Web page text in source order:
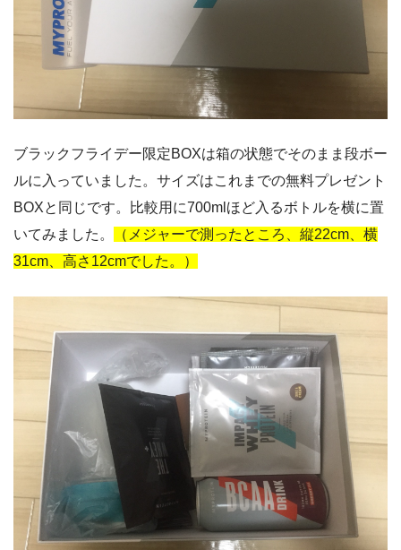
ブラックフライデー限定BOXは箱の状態でそのまま段ボー
ルに入っていました。サイズはこれまでの無料プレゼント
BOXと同じです。比較用に700mlほど入るボトルを横に置
いてみました。
（メジャーで測ったところ、縦22cm、横
31cm、高さ12cmでした。）